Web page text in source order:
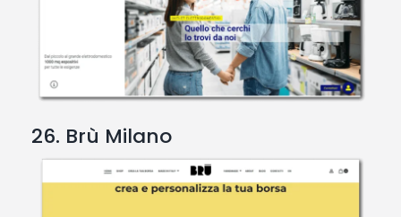
26. Brù Milano